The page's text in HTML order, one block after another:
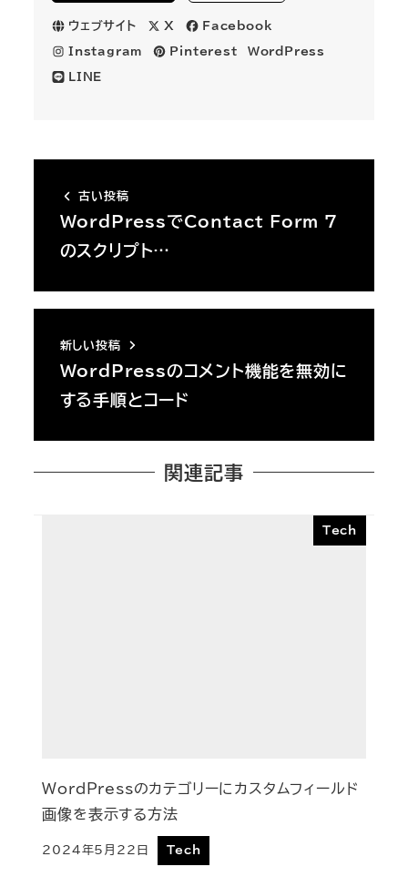
ウェブサイト X Facebook
Instagram Pinterest WordPress
LINE
古い投稿
WordPressでContact Form 7
のスクリプト…
新しい投稿
WordPressのコメント機能を無効に
する手順とコード
関連記事
Tech
WordPressのカテゴリーにカスタムフィールド
画像を表示する方法
2024年5月22日 Tech